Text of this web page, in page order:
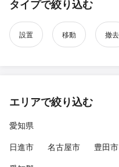
タイプで絞り込む
設置 移動 撤去
エリアで絞り込む
愛知県
日進市
名古屋市 豊田市